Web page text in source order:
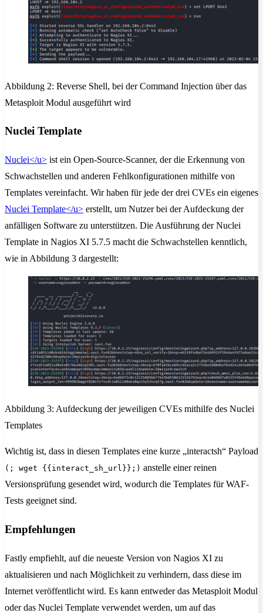
Abbildung 2: Reverse Shell, bei der Command Injection über das
Metasploit Modul ausgeführt wird
Nuclei Template
Nuclei</u> ist ein Open-Source-Scanner, der die Erkennung von
Schwachstellen und anderen Fehlkonfigurationen mithilfe von
Templates vereinfacht. Wir haben für jede der drei CVEs ein eigenes
Nuclei Template</u> erstellt, um Nutzer bei der Aufdeckung der
anfälligen Software zu unterstützen. Die Ausführung der Nuclei
Template in Nagios XI 5.7.5 macht die Schwachstellen kenntlich,
wie in Abbildung 3 dargestellt:
Abbildung 3: Aufdeckung der jeweiligen CVEs mithilfe des Nuclei
Templates
Wichtig ist, dass in diesen Templates eine kurze „interactsh“ Payload
(; wget {{interact_sh_url}};) anstelle einer reinen
Versionsprüfung gesendet wird, wodurch die Templates für WAF-
Tests geeignet sind.
Empfehlungen
Fastly empfiehlt, auf die neueste Version von Nagios XI zu
aktualisieren und nach Möglichkeit zu verhindern, dass diese im
Internet veröffentlicht wird. Es kann entweder das Metasploit Modul
oder das Nuclei Template verwendet werden, um auf das